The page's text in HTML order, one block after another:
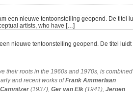
nieuwe tentoonstelling geopend. De titel luidt
their roots in the 1960s and 1970s, is combined
and recent works ofFrank Ammerlaan
(1937), Ger van Elk (1941), Jeroen